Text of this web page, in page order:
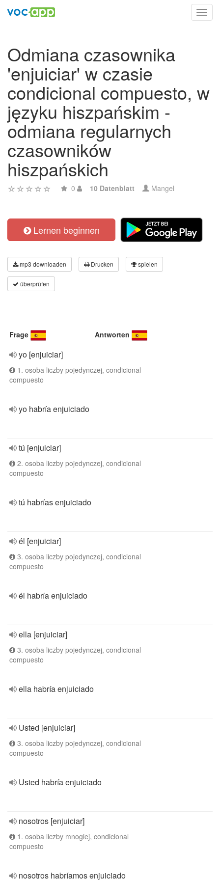
Odmiana czasownika
'enjuiciar' w czasie
condicional compuesto, w
języku hiszpańskim -
odmiana regularnych
czasowników
hiszpańskich
0 10 Datenblatt Mangel
Lernen beginnen
mp3 downloaden Drucken spielen
überprüfen
Frage Antworten
yo [enjuiciar]
1. osoba liczby pojedynczej, condicional
compuesto
yo habría enjuiciado
tú [enjuiciar]
2. osoba liczby pojedynczej, condicional
compuesto
tú habrías enjuiciado
él [enjuiciar]
3. osoba liczby pojedynczej, condicional
compuesto
él habría enjuiciado
ella [enjuiciar]
3. osoba liczby pojedynczej, condicional
compuesto
ella habría enjuiciado
Usted [enjuiciar]
3. osoba liczby pojedynczej, condicional
compuesto
Usted habría enjuiciado
nosotros [enjuiciar]
1. osoba liczby mnogiej, condicional
compuesto
nosotros habríamos enjuiciado